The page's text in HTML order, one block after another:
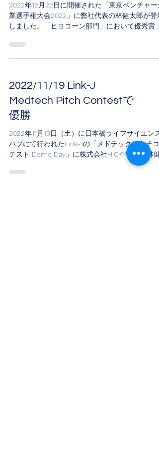
2022年12月22日に開催された「東京ベンチャー
業選手権大会2022」に弊社代表の林健太郎が登
しました。「ヒヨコーン部門」において優秀賞
https://prtimes.jp/main/html/rd/p/
...
2022/11/19 Link-J
Medtech Pitch Contestで
優勝
2022年11月19日（土）に日本橋ライフサイエンス
ハブにて行われたLink-Jの「メドテックピッチコ
テスト Demo Day」に株式会社HICKY代表の林健
郎が登壇しました。予選から合わせて全18社が参
加した医療機器開発等に関するピッチコンテスト